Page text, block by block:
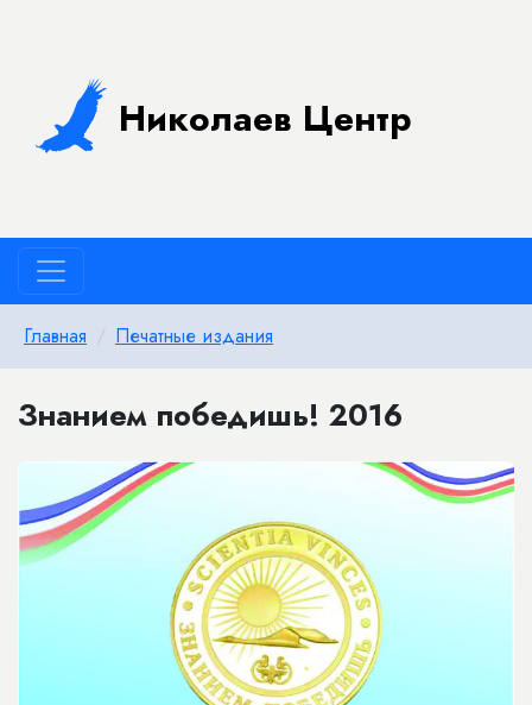
Николаев Центр
Главная Печатные издания
Знанием победишь! 2016